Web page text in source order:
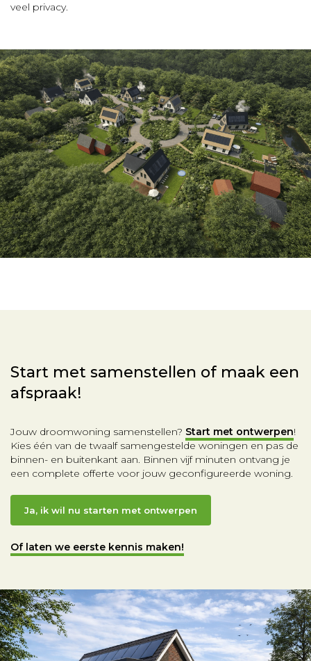
veel privacy.
Start met samenstellen of maak een
afspraak!
Jouw droomwoning samenstellen? Start met ontwerpen!
Kies één van de twaalf samengestelde woningen en pas de
binnen- en buitenkant aan. Binnen vijf minuten ontvang je
een complete offerte voor jouw geconfigureerde woning.
Ja, ik wil nu starten met ontwerpen
Of laten we eerste kennis maken!